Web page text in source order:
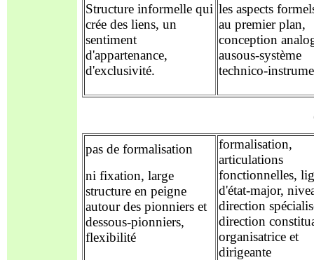
Structure informelle qui
crée des liens, un
sentiment
d'appartenance,
d'exclusivité.
les aspects
au premier plan,
conception
ausous-système
technico-
pas de formalisation
ni fixation, large
structure en peigne
autour des pionniers et
dessous-pionniers,
flexibilité
formalisation,
articulations
fonctionnelles,
d'état-major,
direction
direction
organisatrice et
dirigeante